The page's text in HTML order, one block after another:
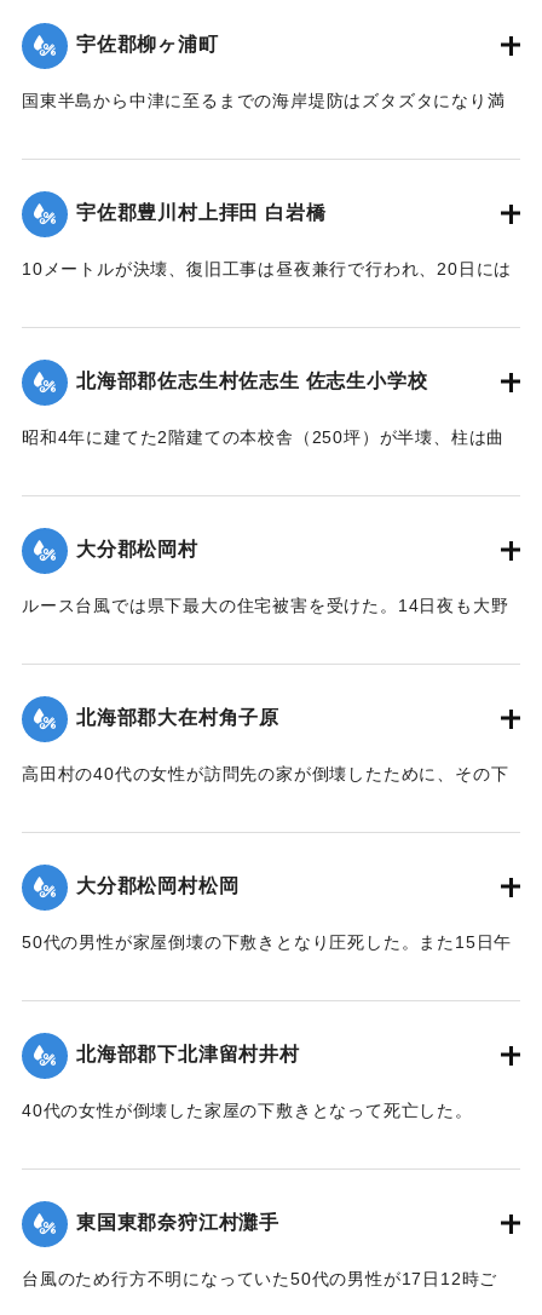
モナレバ一掃ノ災禍ヲ受ケ人馬共ニ徒渉ノ難渋ヲ喫スルコト
幾
ル
私財ヲ醵出位置ヲ再ビ此䖏ニ擇ビ石橋ヲ架設永遠ノ計ヲ為シ
稍
々安堵セルモ去昭和二十六年ノルース台風ノ際一瞬ニシテ流
途ノ光明ハ完全ニ消滅シテ仕舞タノテアル 時ノ両川村長権
保馬氏ト両川村議會長安部邦夫氏ノ聡明ト侠氣トハ快ク地元
数
十万圓ノ巨費ヲ投ジ着工数ヶ月ニシテ縣北屈指ノ雄大堅牢ヲ
挺
身的協力トハ其効績實ニ著大ナモノガアル 僅々五十戸ニ過
ギ
設
サレタ事ハ時代文化ノ餘澤トハ言ヘ實ニ一世ノ奇蹟トシテ交
通
昭和三十一年九月仲秋 院内村 教育委員會
※碑文の画像（2枚目）・翻刻は「デジタル拓本」による。
｜固有コード:
｜固有コード:
宇佐郡柳ヶ浦町
国東半島から中津に至るまでの海岸堤防はズタズタになり満
5か所、計750メートル、中堤防18か所、約450メートルが決
壊した。この場所は海岸堤防からは海水、中堤防からは駅館
川の水が流入し農家の人を悩ませた。16日には農家でない人
宇佐郡豊川村上拝田 白岩橋
10メートルが決壊、復旧工事は昼夜兼行で行われ、20日には
｜固有コード:
北海部郡佐志生村佐志生 佐志生小学校
昭和4年に建てた2階建ての本校舎（250坪）が半壊、柱は曲
全部使用不能に陥り、420名の生徒は教室を失ってしまった。
緊急臨時村議会の結果、割合損害の少ない2階建ての講堂兼教
室に1年2学級と6年2学級を収容、他の8学級300名を桑原、目
したが生徒が多数のため机を入れることもできず、板の間に
｜固有コード:
大分郡松岡村
ルース台風では県下最大の住宅被害を受けた。14日夜も大野
れ被害のひどかった松岡、菰田集落ではわずか9戸のうち住宅
2戸、非住家5戸、死者1人を出した。そのほか建物の全半壊は
310棟を数えた。
【出典：大分合同新聞 1951年10月22日朝刊1面】
北海部郡大在村角子原
高田村の40代の女性が訪問先の家が倒壊したために、その下
｜固有コード:
大分郡松岡村松岡
50代の男性が家屋倒壊の下敷きとなり圧死した。また15日午
防署の調べによると損害17万円。
【出典：大分合同新聞 1951年10月18日朝刊2面】
｜固有コード: 005200115
北海部郡下北津留村井村
40代の女性が倒壊した家屋の下敷きとなって死亡した。
｜固有コード: 005200116
東国東郡奈狩江村灘手
台風のため行方不明になっていた50代の男性が17日12時ご